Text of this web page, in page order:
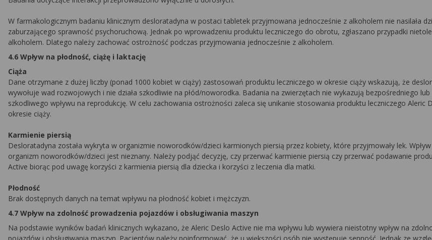
W farmakologicznym badaniu klinicznym desloratadyna w postaci tabletek przyjmowana jednocześnie z alkoholem nie nasilała
zaburzającego sprawność psychoruchową. Jednak po wprowadzeniu produktu leczniczego do obrotu, zgłaszano przypadki
alkoholem. Dlatego należy zachować ostrożność podczas przyjmowania jednocześnie z alkoholem.
4.6 Wpływ na płodność, ciążę i laktację
Ciąża
Dane otrzymane z dużej liczby (ponad 1000 kobiet w ciąży) zastosowań produktu leczniczego w okresie ciąży wskazują, że
wywołuje wad rozwojowych i nie działa szkodliwie na płód/noworodka. Badania na zwierzętach nie wykazują bezpośredniego
szkodliwego wpływu na reprodukcję. W celu zachowania ostrożności zaleca się unikanie stosowania produktu leczniczego Aleric
okresie ciąży.
Karmienie piersią
Desloratadyna została wykryta w organizmie noworodków/dzieci karmionych piersią przez kobiety, które przyjmowały lek.
organizm noworodków/dzieci jest nieznany. Należy podjąć decyzję, czy przerwać karmienie piersią czy przerwać podawanie
Active biorąc pod uwagę korzyści z karmienia piersią dla dziecka i korzyści z leczenia dla matki.
Płodność
Brak dostępnych danych na temat wpływu na płodność kobiet i mężczyzn.
4.7 Wpływ na zdolność prowadzenia pojazdów i obsługiwania maszyn
Na podstawie wyników badań klinicznych wykazano, że Aleric Deslo Active nie ma wpływu lub wywiera nieistotny wpływ na